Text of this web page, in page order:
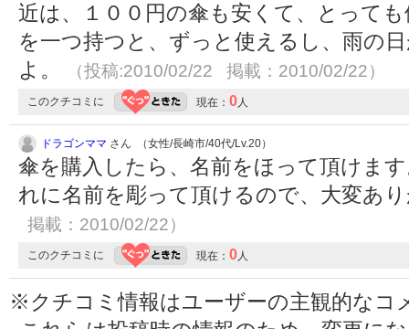
近は、１００円の傘も安くて、とって
を一つ持つと、ずっと使えるし、雨の
よ。
（投稿:2010/02/22 掲載：2010/02/22）
このクチコミに 現在： 0人
ドラゴンママ さん （女性/長崎市/40代/Lv.20）
傘を購入したら、名前をほって頂けま
れに名前を彫って頂けるので、大変あ
掲載：2010/02/22）
このクチコミに 現在： 0人
※クチコミ情報はユーザーの主観的なコ